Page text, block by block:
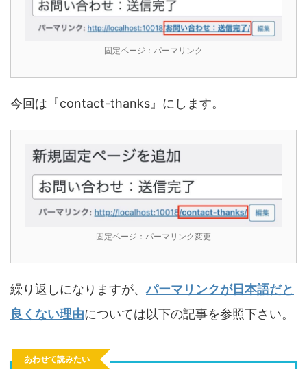
固定ページ：パーマリンク
今回は『contact-thanks』にします。
固定ページ：パーマリンク変更
繰り返しになりますが、パーマリンクが日本語だと
良くない理由については以下の記事を参照下さい。
あわせて読みたい